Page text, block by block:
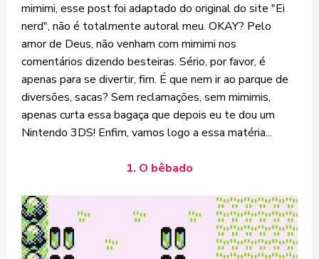
mimimi, esse post foi adaptado do original do site "Ei
nerd", não é totalmente autoral meu. OKAY? Pelo
amor de Deus, não venham com mimimi nos
comentários dizendo besteiras. Sério, por favor, é
apenas para se divertir, fim. É que nem ir ao parque de
diversões, sacas? Sem reclamações, sem mimimis,
apenas curta essa bagaça que depois eu te dou um
Nintendo 3DS! Enfim, vamos logo a essa matéria...
1. O bêbado